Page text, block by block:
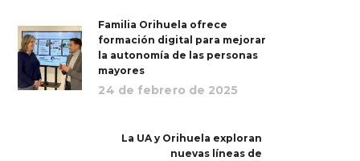
Familia Orihuela ofrece
formación digital para mejorar
la autonomía de las personas
mayores
24 de febrero de 2025
La UA y Orihuela exploran
nuevas líneas de